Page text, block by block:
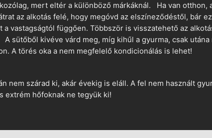
mert eltér a különböző márkáknál. Ha van otthon,
az alkotás felé, hogy megóvd az elszíneződéstől, bár
vastagságtól függően. Többször is visszatehető az
sütőből kivéve várd meg, míg kihűl a gyurma, csak
A törés oka a nem megfelelő kondicionálás is lehet!
nem szárad ki, akár évekig is eláll. A fel nem használt
extrém hőfoknak ne tegyük ki!